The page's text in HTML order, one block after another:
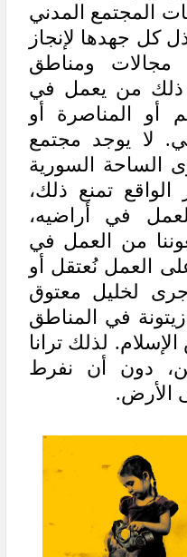
المجتمع المدني
كل جهدها لإنجاز
ومناطق
من يعمل في
أو المناصرة أو
لا يوجد مجتمع
الساحة السورية
الواقع تمنع ذلك،
في أراضيه،
من العمل في
العمل نُعتقل أو
لخليل معتوق
في المناطق
لذلك ترانا
دون أن نفرط
الأرض.